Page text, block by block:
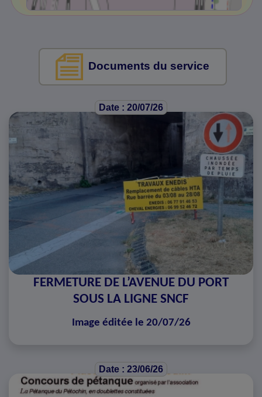
Documents du service
Date : 20/07/26
FERMETURE DE L’AVENUE DU PORT
SOUS LA LIGNE SNCF
Image éditée le 20/07/26
Date : 23/06/26